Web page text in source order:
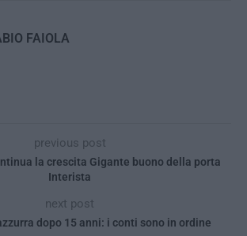
FAIOLA
previous post
la crescita Gigante buono della porta
Interista
next post
dopo 15 anni: i conti sono in ordine